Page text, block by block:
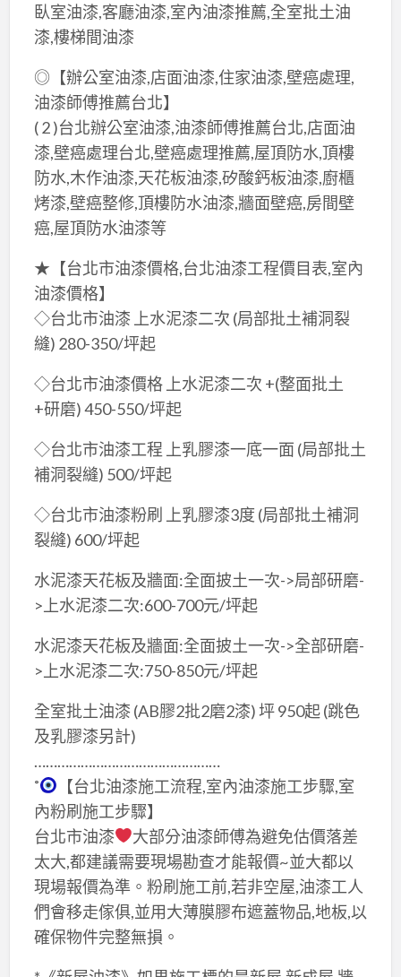
臥室油漆,客廳油漆,室內油漆推薦,全室批土油
漆,樓梯間油漆
◎【辦公室油漆,店面油漆,住家油漆,壁癌處理,
油漆師傅推薦台北】
( 2 )台北辦公室油漆,油漆師傅推薦台北,店面油
漆,壁癌處理台北,壁癌處理推薦,屋頂防水,頂樓
防水,木作油漆,天花板油漆,矽酸鈣板油漆,廚櫃
烤漆,壁癌整修,頂樓防水油漆,牆面壁癌,房間壁
癌,屋頂防水油漆等
★【台北市油漆價格,台北油漆工程價目表,室內
油漆價格】
◇台北市油漆 上水泥漆二次 (局部批土補洞裂
縫) 280-350/坪起
◇台北市油漆價格 上水泥漆二次 +(整面批土
+研磨) 450-550/坪起
◇台北市油漆工程 上乳膠漆一底一面 (局部批土
補洞裂縫) 500/坪起
◇台北市油漆粉刷 上乳膠漆3度 (局部批土補洞
裂縫) 600/坪起
水泥漆天花板及牆面:全面披土一次->局部研磨-
>上水泥漆二次:600-700元/坪起
水泥漆天花板及牆面:全面披土一次->全部研磨-
>上水泥漆二次:750-850元/坪起
全室批土油漆 (AB膠2批2磨2漆) 坪 950起 (跳色
及乳膠漆另計)
…………………………………………
˚
【台北油漆施工流程,室內油漆施工步驟,室
內粉刷施工步驟】
台北市油漆
大部分油漆師傅為避免估價落差
太大,都建議需要現場勘查才能報價~並大都以
現場報價為準。粉刷施工前,若非空屋,油漆工人
們會移走傢俱,並用大薄膜膠布遮蓋物品,地板,以
確保物件完整無損。